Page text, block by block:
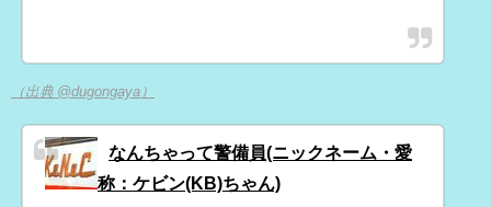
（出典 @dugongaya）
なんちゃって警備員(ニックネーム・愛
称：ケビン(KB)ちゃん)